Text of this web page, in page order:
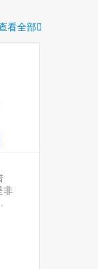
看全部
非